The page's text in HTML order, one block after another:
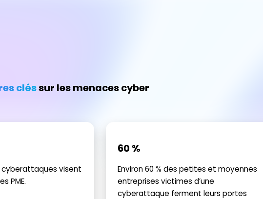
cléssur les menaces cyber
cyberattaques visent
PME.
60 %
Environ 60 % des petites et moyennes
entreprises victimes d’une
cyberattaque ferment leurs portes